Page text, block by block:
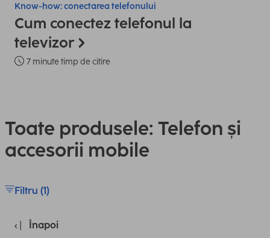
Know-how: conectarea telefonului
Cum conectez telefonul la
televizor
7 minute timp de citire
Toate produsele: Telefon și
accesorii mobile
Filtru (1)
Înapoi